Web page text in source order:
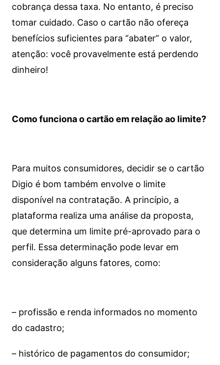
cobrança dessa taxa. No entanto, é preciso
tomar cuidado. Caso o cartão não ofereça
benefícios suficientes para “abater” o valor,
atenção: você provavelmente está perdendo
dinheiro!
Como funciona o cartão em relação ao limite?
Para muitos consumidores, decidir se o cartão
Digio é bom também envolve o limite
disponível na contratação. A princípio, a
plataforma realiza uma análise da proposta,
que determina um limite pré-aprovado para o
perfil. Essa determinação pode levar em
consideração alguns fatores, como:
– profissão e renda informados no momento
do cadastro;
– histórico de pagamentos do consumidor;